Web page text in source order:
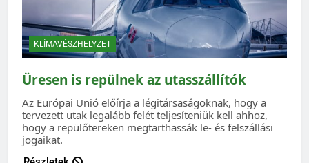
KLÍMAVÉSZHELYZET
Üresen is repülnek az utasszállítók
Az Európai Unió előírja a légitársaságoknak, hogy a
tervezett utak legalább felét teljesíteniük kell ahhoz,
hogy a repülőtereken megtarthassák le- és felszállási
jogaikat.